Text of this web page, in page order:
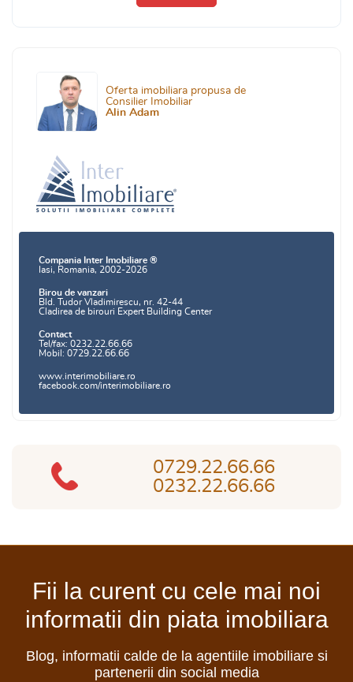
0729.22.66.66
0232.22.66.66
Oferta imobiliara propusa de
Consilier Imobiliar
Alin Adam
Compania Inter Imobiliare ®
Iasi, Romania, 2002-2026
Birou de vanzari
Bld. Tudor Vladimirescu, nr. 42-44
Cladirea de birouri Expert Building Center
Contact
Tel/fax: 0232.22.66.66
Mobil: 0729.22.66.66
www.interimobiliare.ro
facebook.com/interimobiliare.ro
Fii la curent cu cele mai noi
informatii din piata imobiliara
Blog, informatii calde de la agentiile imobiliare si
partenerii din social media